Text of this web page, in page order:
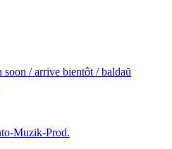
/ arrive bientôt / baldaŭ
Muzik-Prod.